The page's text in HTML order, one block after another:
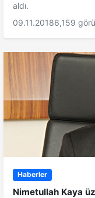
aldı.
09.11.20186,159
Haberler
Nimetullah Kaya